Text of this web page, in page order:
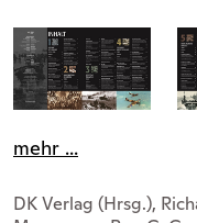
mehr ...
DK Verlag (Hrsg.),